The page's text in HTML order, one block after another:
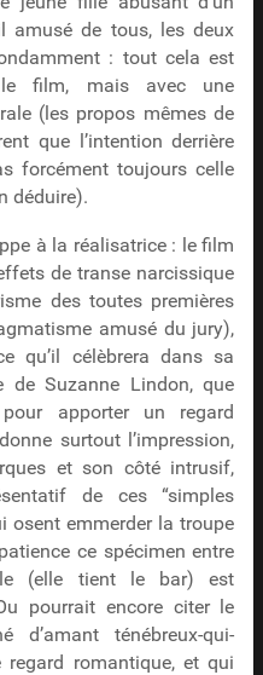
amusé de tous, les deux
: tout cela est
le film, mais avec une
(les propos mêmes de
que l’intention derrière
forcément toujours celle
déduire).
à la réalisatrice : le film
de transe narcissique
des toutes premières
amusé du jury),
qu’il célèbrera dans sa
de Suzanne Lindon, que
apporter un regard
surtout l’impression,
et son côté intrusif,
de ces “simples
osent emmerder la troupe
ce spécimen entre
(elle tient le bar) est
pourrait encore citer le
d’amant ténébreux-qui-
romantique, et qui